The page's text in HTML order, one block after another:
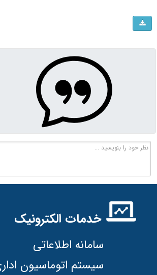
خدمات الکترونیک
سامانه اطلاعاتی
سیستم اتوماسیون